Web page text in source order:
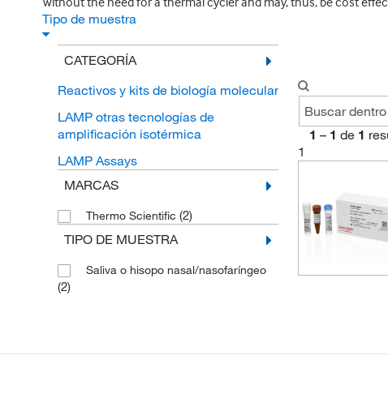
Tipo de muestra
CATEGORÍA
Reactivos y kits de biología molecular
LAMP otras tecnologías de
amplificación isotérmica
LAMP Assays
MARCAS
Thermo Scientific (2)
TIPO DE MUESTRA
Saliva o hisopo nasal/nasofaríngeo
(2)
1 – 1 de 1
1